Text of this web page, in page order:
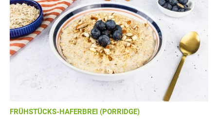
FRÜHSTÜCKS-HAFERBREI (PORRIDGE)